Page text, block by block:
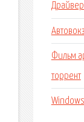
Фильм
торрент